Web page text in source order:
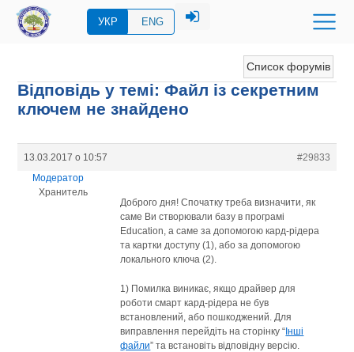
УКР ENG
Список форумів
Відповідь у темі: Файл із секретним
ключем не знайдено
13.03.2017 о 10:57
#29833
Модератор
Хранитель
Доброго дня! Спочатку треба визначити, як
саме Ви створювали базу в програмі
Education, а саме за допомогою кард-рідера
та картки доступу (1), або за допомогою
локального ключа (2).
1) Помилка виникає, якщо драйвер для
роботи смарт кард-рідера не був
встановлений, або пошкоджений. Для
виправлення перейдіть на сторінку “Інші
файли” та встановіть відповідну версію.